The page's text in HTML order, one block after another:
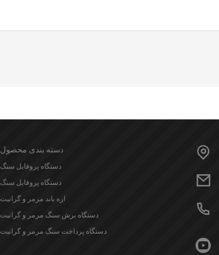
دسته بندی محصول
دستگاه پروفایل سنگ
دستگاه پروفایل سنگ
اره باند مرمر و گرانیت
دستگاه برش سنگ مرمر و گرانیت
دستگاه پرداخت سنگ مرمر و گرانیت